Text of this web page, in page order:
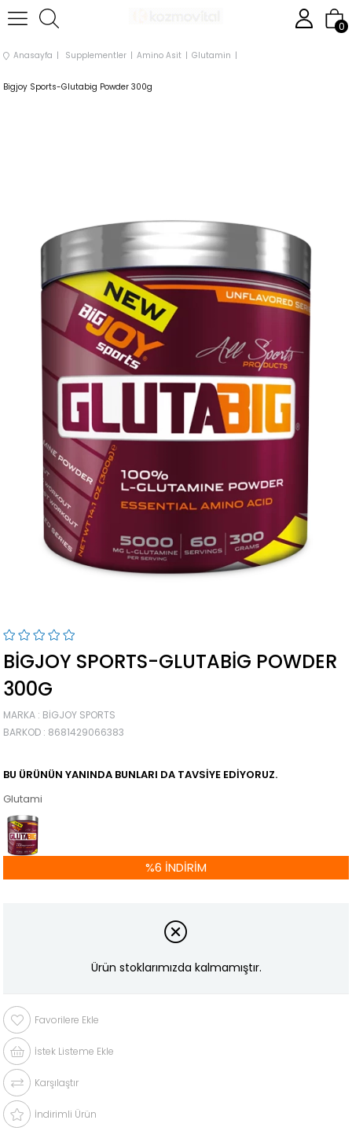
0
Anasayfa Supplementler Amino Asit Glutamin
Bigjoy Sports-Glutabig Powder 300g
BIGJOY SPORTS-GLUTABIG POWDER
300G
MARKA : BIGJOY SPORTS
BARKOD : 8681429066383
BU ÜRÜNÜN YANINDA BUNLARI DA TAVSIYE EDIYORUZ.
Glutamin
%6 İNDIRIM
Ürün stoklarımızda kalmamıştır.
Favorilere Ekle
İstek Listeme Ekle
Karşılaştır
İndirimli Ürün